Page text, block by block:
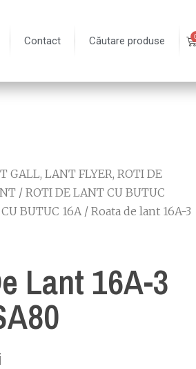
Contact Căutare produse
GALL, LANT FLYER, ROTI DE
/ ROTI DE LANT CU BUTUC
BUTUC 16A/ Roata de lant 16A-3
Lant 16A-3